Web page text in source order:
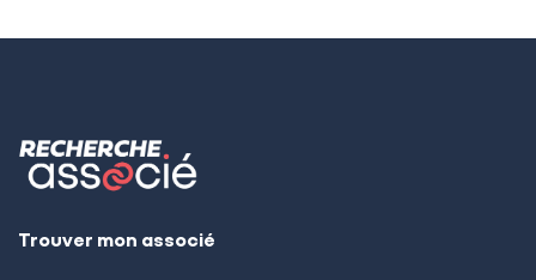
Trouver mon associé